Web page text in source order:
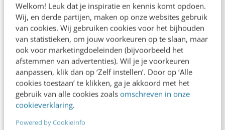
Welkom! Leuk dat je inspiratie en kennis komt opdoen.
Wij, en derde partijen, maken op onze websites gebruik
van cookies. Wij gebruiken cookies voor het bijhouden
van statistieken, om jouw voorkeuren op te slaan, maar
ook voor marketingdoeleinden (bijvoorbeeld het
afstemmen van advertenties). Wil je je voorkeuren
aanpassen, klik dan op ‘Zelf instellen’. Door op ‘Alle
cookies toestaan’ te klikken, ga je akkoord met het
gebruik van alle cookies zoals omschreven in onze
cookieverklaring.
Powered by CookieInfo
opinieleiders en mensen die toegang
hebben tot jouw ideale doelgroep.
Wat heb ik deze persoon te bieden?Een
goed gesprek is een cadeau, maar het
moet kloppen met het thema van je
podcast. Als de match geforceerd voelt,
voelt het gesprek ook geforceerd.
Wat is de logische vervolgstap na de